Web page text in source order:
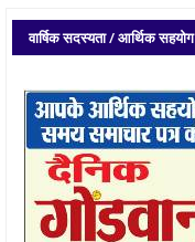
वार्षिक सदस्यता / आर्थिक सहयोग